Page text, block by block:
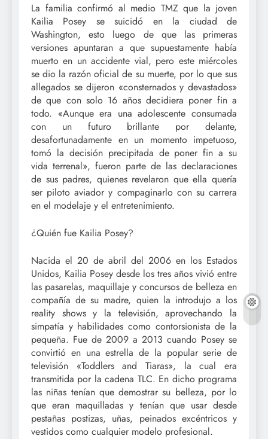
La familia confirmó al medio TMZ que la joven
Kailia Posey se suicidó en la ciudad de
Washington, esto luego de que las primeras
versiones apuntaran a que supuestamente había
muerto en un accidente vial, pero este miércoles
se dio la razón oficial de su muerte, por lo que sus
allegados se dijeron «consternados y devastados»
de que con solo 16 años decidiera poner fin a
todo. «Aunque era una adolescente consumada
con un futuro brillante por delante,
desafortunadamente en un momento impetuoso,
tomó la decisión precipitada de poner fin a su
vida terrenal», fueron parte de las declaraciones
de sus padres, quienes revelaron que ella quería
ser piloto aviador y compaginarlo con su carrera
en el modelaje y el entretenimiento.
¿Quién fue Kailia Posey?
Nacida el 20 de abril del 2006 en los Estados
Unidos, Kailia Posey desde los tres años vivió entre
las pasarelas, maquillaje y concursos de belleza en
compañía de su madre, quien la introdujo a los
reality shows y la televisión, aprovechando la
simpatía y habilidades como contorsionista de la
pequeña. Fue de 2009 a 2013 cuando Posey se
convirtió en una estrella de la popular serie de
televisión «Toddlers and Tiaras», la cual era
transmitida por la cadena TLC. En dicho programa
las niñas tenían que demostrar su belleza, por lo
que eran maquilladas y tenían que usar desde
pestañas postizas, uñas, peinados excéntricos y
vestidos como cualquier modelo profesional.